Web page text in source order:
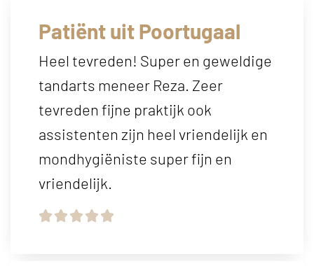
Patiënt uit Poortugaal
Heel tevreden! Super en geweldige
tandarts meneer Reza. Zeer
tevreden fijne praktijk ook
assistenten zijn heel vriendelijk en
mondhygiëniste super fijn en
vriendelijk.
    